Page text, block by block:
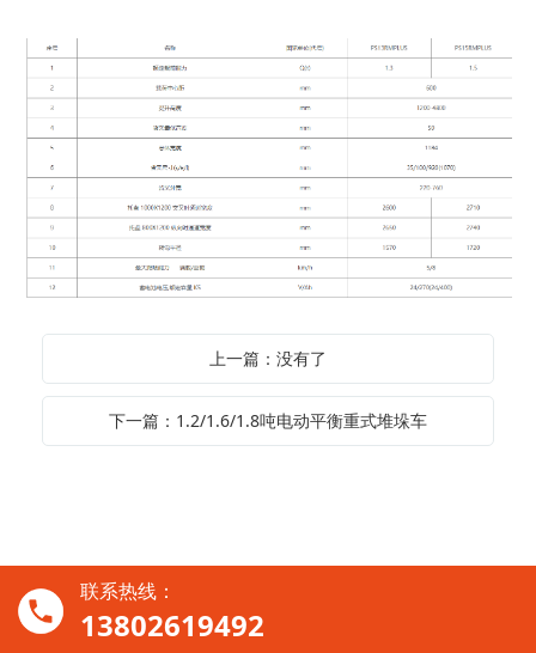
上一篇：没有了
下一篇：1.2/1.6/1.8吨电动平衡重式堆垛车
联系热线：
13802619492